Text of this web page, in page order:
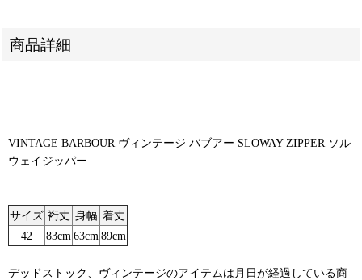
商品詳細
VINTAGE BARBOUR ヴィンテージ バブアー SLOWAY ZIPPER ソル
ウェイジッパー
サイズ 裄丈 身幅 着丈
42
83cm 63cm 89cm
デッドストック、ヴィンテージのアイテムは月日が経過している商